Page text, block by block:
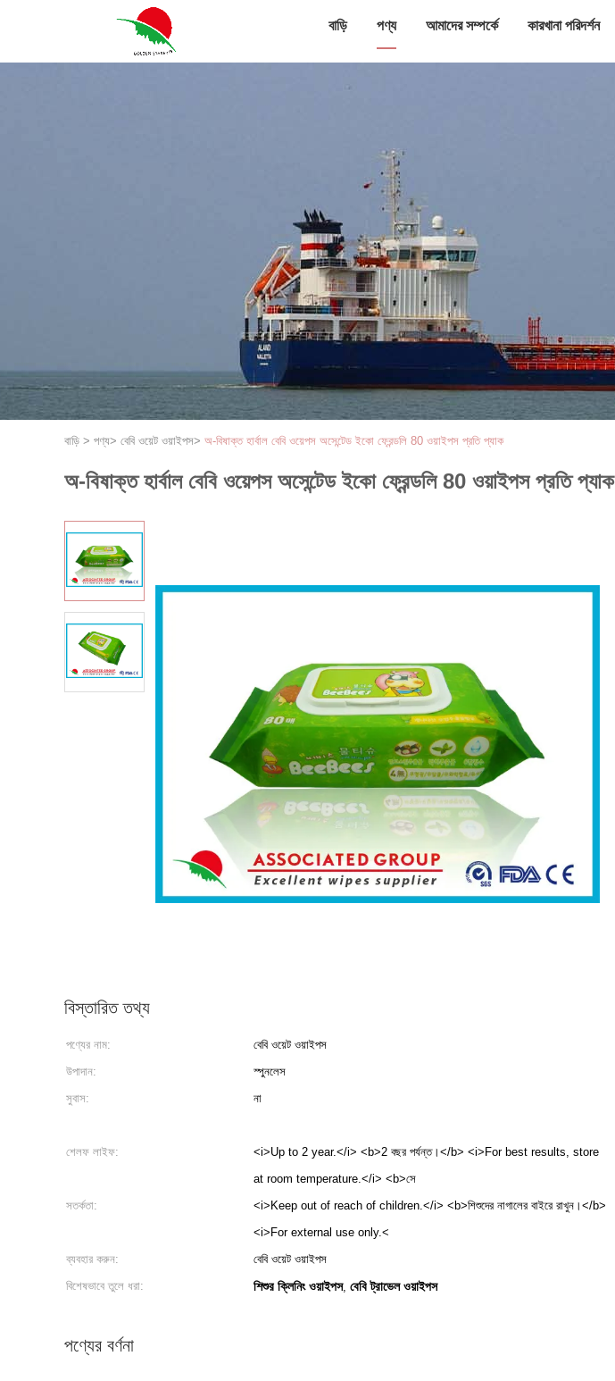
বাড়ি পণ্য আমাদের সম্পর্কে কারখানা পরিদর্শন
বাড়ি > পণ্য> বেবি ওয়েট ওয়াইপস> অ-বিষাক্ত হার্বাল বেবি ওয়েপস অসেন্টেড ইকো ফ্রেন্ডলি 80 ওয়াইপস প্রতি প্যাক
অ-বিষাক্ত হার্বাল বেবি ওয়েপস অসেন্টেড ইকো ফ্রেন্ডলি 80 ওয়াইপস প্রতি প্যাক
বিস্তারিত তথ্য
পণ্যের নাম: বেবি ওয়েট ওয়াইপস
উপাদান:
স্পুনলেস
সুবাস:
না
শেলফ লাইফ:
<i>Up to 2 year.</i> <b>2 বছর পর্যন্ত।</b> <i>For best results, store
at room temperature.</i> <b>সে
সতর্কতা:
<i>Keep out of reach of children.</i> <b>শিশুদের নাগালের বাইরে রাখুন।</b>
<i>For external use only.<
ব্যবহার করুন:
বেবি ওয়েট ওয়াইপস
বিশেষভাবে তুলে ধরা:
শিশুর ক্লিনিং ওয়াইপস, বেবি ট্রাভেল ওয়াইপস
পণ্যের বর্ণনা